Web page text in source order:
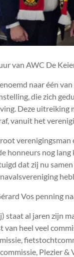
van AWC De
naar één
die zich
Deze uitreiking
vanuit het
honneurs nog
dat zij nu
Vos penning
staat al jaren zijn
van heel veel
Plezier